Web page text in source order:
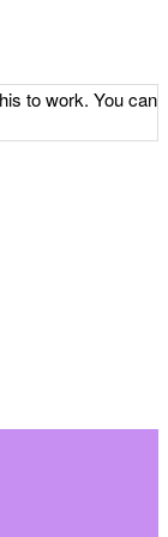
to work. You can